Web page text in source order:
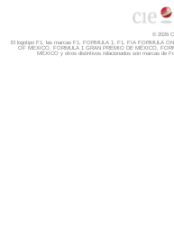
© 2026
El logotipo F1, las marcas F1, FORMULA 1, F1, FIA FORMULA
OF MEXICO, FORMULA 1 GRAN PREMIO DE MÉXICO,
MÉXICO y otros distintivosrelacionados son marcas de